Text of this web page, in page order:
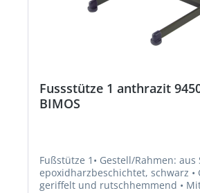
Fussstütze 1 anthrazit
BIMOS
Fußstütze 1• Gestell/Rahmen:
epoxidharzbeschichtet, schwarz • Gummiauflage:
geriffelt und rutschhemmend • Mit Klemmhebel-